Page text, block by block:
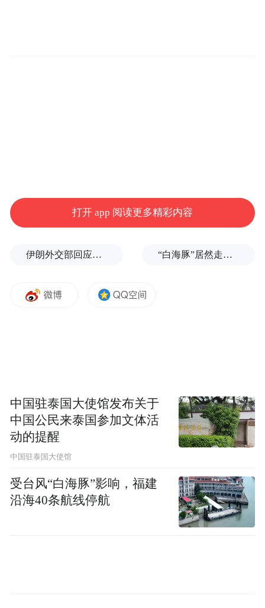
打开 app 阅读更多精彩内容
伊朗外交部回应特朗普战利品言论：美需赢得战争，再谈战利品 “白海豚”居然走出了古怪路径
中国驻泰国大使馆发布关于
中国公民来泰国参加文体活
动的提醒
中国驻泰国大使馆
受台风“白海豚”影响，福建
沿海40条航线停航